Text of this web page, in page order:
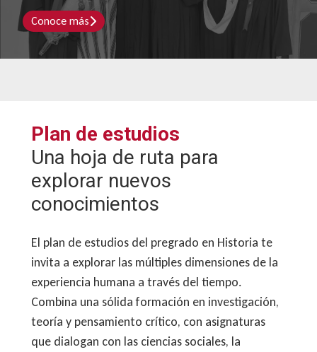
Conoce más
Plan de estudios
Una hoja de ruta para
explorar nuevos
conocimientos
El plan de estudios del pregrado en Historia te
invita a explorar las múltiples dimensiones de la
experiencia humana a través del tiempo.
Combina una sólida formación en investigación,
teoría y pensamiento crítico, con asignaturas
que dialogan con las ciencias sociales, la